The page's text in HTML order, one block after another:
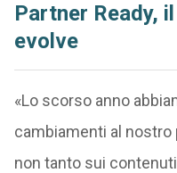
Partner Ready,
evolve
«Lo scorso anno
cambiamenti al nostro
non tanto sui